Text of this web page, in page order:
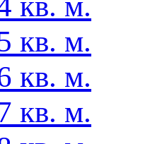
кв. м.
кв. м.
кв. м.